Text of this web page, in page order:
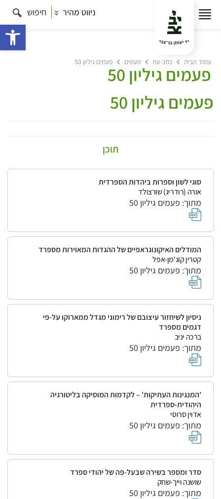
ניווט מהיר חיפוש
עמוד הבית כתב-עת פעמים פעמים גיליון 50
פעמים גיליון 50
פעמים גיליון 50
תוכן
סוגי לשון וספרות ביהדות הספרדית
אורה (רודריג) שורצולד
מתוך: פעמים גיליון 50
המודלים האיקונוגראפיים של ההגדות המאוירות מספרד
קטרין קוג'מן-אפל
מתוך: פעמים גיליון 50
ניסיון לשיחזור עיצובם של רימוני מגדל ממארוקו על-פי
דגמים מספרד
ברכה יניב
מתוך: פעמים גיליון 50
'המנגינות העתיקות' – לקדמות המוסיקה בליטורגיה
היהודית-ספרדית
אדוין סרוסי
מתוך: פעמים גיליון 50
סדר ומספר בשירה שבעל-פה של יהודי ספרד
שושנה וייך-שחק
מתוך: פעמים גיליון 50